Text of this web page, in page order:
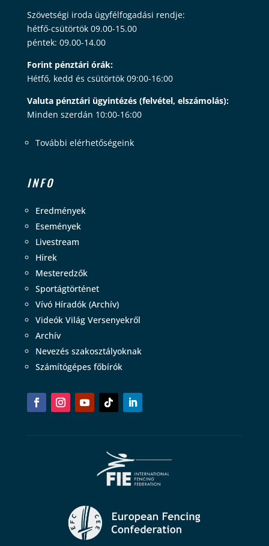
Szövetségi iroda ügyfélfogadási rendje:
hétfő-csütörtök 09.00-15.00
péntek: 09.00-14.00
Forint pénztári órák:
Hétfő, kedd és csütörtök 09:00-16:00
Valuta pénztári ügyintézés (felvétel, elszámolás):
Minden szerdán 10:00-16:00
További elérhetőségeink
INFO
Eredmények
Események
Livestream
Hírek
Mesteredzők
Sportágtörténet
Vívó Híradók (Archív)
Videók Világ Versenyekről
Archív
Nevezés szakosztályoknak
Számítógépes főbírók